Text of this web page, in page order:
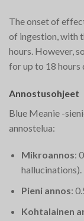
The onset of
of ingestion, with
hours. However,
for up to 18 hours
Annostusohjeet
Blue Meanie -
annostelua:
Mikroannos:
hallucinations).
Pieni annos:
Kohtalainen